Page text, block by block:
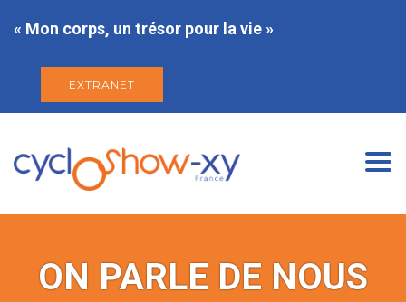
« Mon corps, un trésor pour la vie »
EXTRANET
ON PARLE DE NOUS